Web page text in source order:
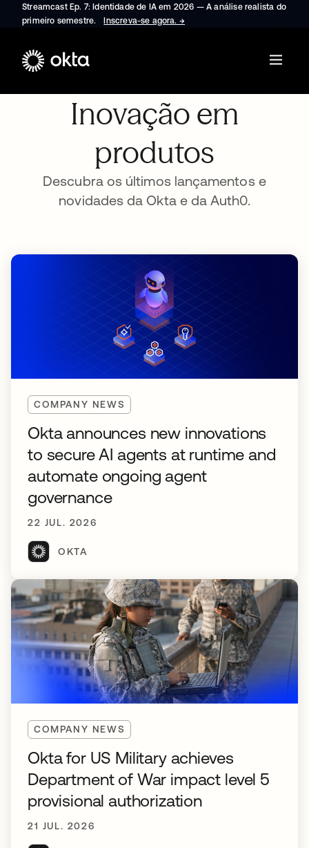
Streamcast Ep. 7: Identidade de IA em 2026 — A análise realista do
primeiro semestre.
Inscreva-se agora. →
Inovação em
produtos
Descubra os últimos lançamentos e
novidades da Okta e da Auth0.
COMPANY NEWS
Okta announces new innovations
to secure AI agents at runtime and
automate ongoing agent
governance
22 JUL. 2026
OKTA
COMPANY NEWS
Okta for US Military achieves
Department of War impact level 5
provisional authorization
21 JUL. 2026